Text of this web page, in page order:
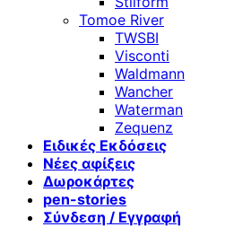
Tomoe River
TWSBI
Visconti
Waldmann
Wancher
Waterman
Zequenz
Ειδικές Εκδόσεις
Νέες αφίξεις
Δωροκάρτες
pen-stories
Σύνδεση / Εγγραφή